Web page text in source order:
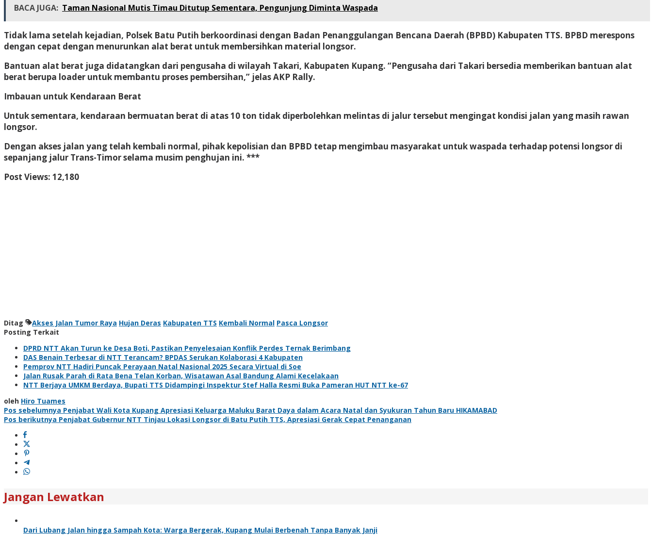
BACA JUGA: Taman Nasional Mutis Timau Ditutup Sementara, Pengunjung Diminta Waspada
Tidak lama setelah kejadian, Polsek Batu Putih berkoordinasi dengan Badan Penanggulangan Bencana Daerah (BPBD) Kabupaten TTS. BPBD merespons
dengan cepat dengan menurunkan alat berat untuk membersihkan material longsor.
Bantuan alat berat juga didatangkan dari pengusaha di wilayah Takari, Kabupaten Kupang. “Pengusaha dari Takari bersedia memberikan bantuan alat
berat berupa loader untuk membantu proses pembersihan,” jelas AKP Rally.
Imbauan untuk Kendaraan Berat
Untuk sementara, kendaraan bermuatan berat di atas 10 ton tidak diperbolehkan melintas di jalur tersebut mengingat kondisi jalan yang masih rawan
longsor.
Dengan akses jalan yang telah kembali normal, pihak kepolisian dan BPBD tetap mengimbau masyarakat untuk waspada terhadap potensi longsor di
sepanjang jalur Trans-Timor selama musim penghujan ini. ***
Post Views: 12,180
Ditag Akses Jalan Tumor Raya Hujan Deras Kabupaten TTS Kembali Normal Pasca Longsor
Posting Terkait
DPRD NTT Akan Turun ke Desa Boti, Pastikan Penyelesaian Konflik Perdes Ternak Berimbang
DAS Benain Terbesar di NTT Terancam? BPDAS Serukan Kolaborasi 4 Kabupaten
Pemprov NTT Hadiri Puncak Perayaan Natal Nasional 2025 Secara Virtual di Soe
Jalan Rusak Parah di Rata Bena Telan Korban, Wisatawan Asal Bandung Alami Kecelakaan
NTT Berjaya UMKM Berdaya, Bupati TTS Didampingi Inspektur Stef Halla Resmi Buka Pameran HUT NTT ke-67
oleh Hiro Tuames
Navigasi
pos
Pos sebelumnya Penjabat Wali Kota Kupang Apresiasi Keluarga Maluku Barat Daya dalam Acara Natal dan Syukuran Tahun Baru HIKAMABAD
Pos berikutnya Penjabat Gubernur NTT Tinjau Lokasi Longsor di Batu Putih TTS, Apresiasi Gerak Cepat Penanganan
Jangan Lewatkan
Dari Lubang Jalan hingga Sampah Kota: Warga Bergerak, Kupang Mulai Berbenah Tanpa Banyak Janji